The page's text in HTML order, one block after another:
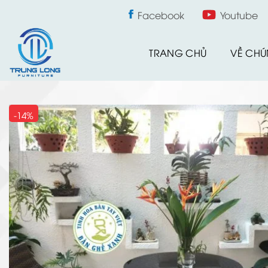
content
Facebook Youtube
TRANG CHỦ VỀ
-14%